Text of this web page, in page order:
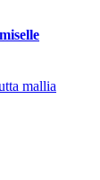
mallia